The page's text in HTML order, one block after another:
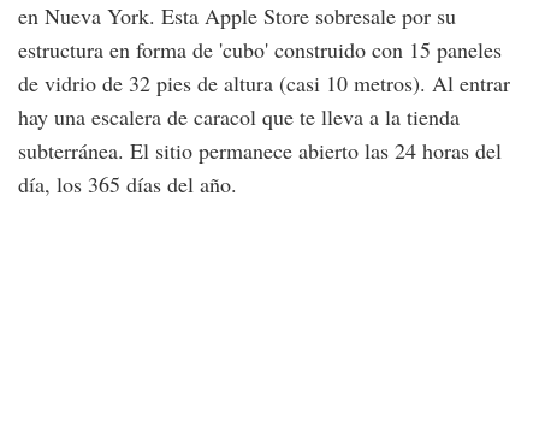
en Nueva York. Esta Apple Store sobresale por su
estructura en forma de 'cubo' construido con 15 paneles
de vidrio de 32 pies de altura (casi 10 metros). Al entrar
hay una escalera de caracol que te lleva a la tienda
subterránea. El sitio permanece abierto las 24 horas del
día, los 365 días del año.